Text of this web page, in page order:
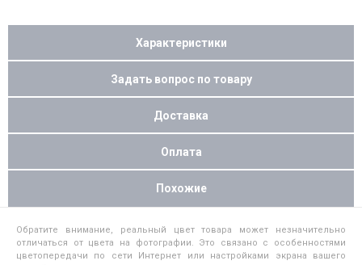
Характеристики
Задать вопрос по товару
Доставка
Оплата
Похожие
Обратите внимание, реальный цвет товара может незначительно
отличаться от цвета на фотографии. Это связано с особенностями
цветопередачи по сети Интернет или настройками экрана вашего